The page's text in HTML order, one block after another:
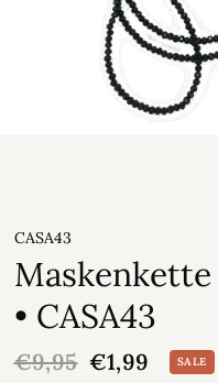
CASA43
Maskenkette
• CASA43
€9,95 €1,99 SALE